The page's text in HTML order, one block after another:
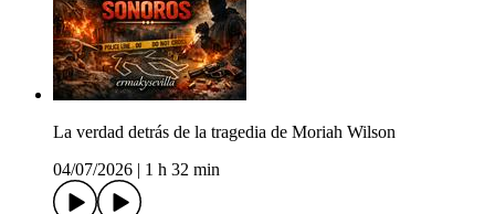
La verdad detrás de la tragedia de Moriah Wilson
04/07/2026
1 h 32 min